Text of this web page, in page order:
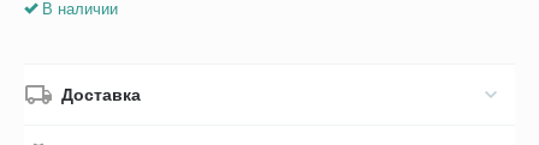
В наличии
Доставка